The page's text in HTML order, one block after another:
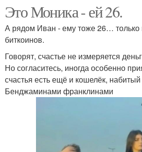
Это Моника - ей 26.
А рядом Иван - ему тоже 26… только
биткоинов.
Говорят, счастье не измеряется
Но согласитесь, иногда особенно
счастья есть ещё и кошелёк,
Бенджаминами франклинами